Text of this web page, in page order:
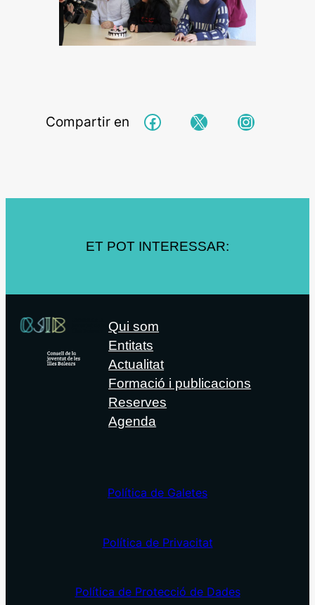
Compartir en Facebook
X
ET POT INTERESSAR:
Qui som
Entitats
Actualitat
Formació i publicacions
Reserves
Agenda
Política de Galetes
Política de Privacitat
Política de Protecció de Dades